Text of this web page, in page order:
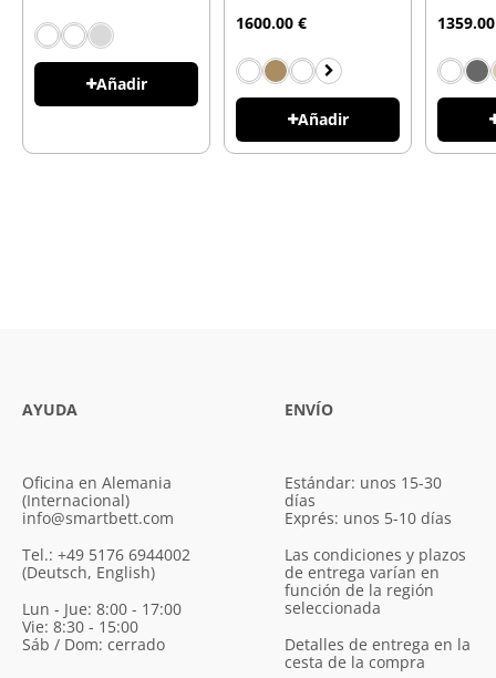
Añadir
1600.00 €
Añadir
AYUDA
Oficina en Alemania
(Internacional)
info@smartbett.com
Tel.: +49 5176 6944002
(Deutsch, English)
Lun - Jue: 8:00 - 17:00
Vie: 8:30 - 15:00
Sáb / Dom: cerrado
ENVÍO
Estándar: unos 15-30
días
Exprés: unos 5-10 días
Las condiciones y plazos
de entrega varían en
función de la región
seleccionada
Detalles de entrega en la
cesta de la compra